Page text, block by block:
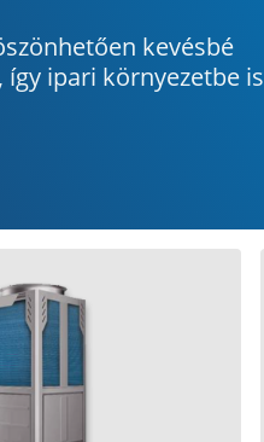
kevésbé
így ipari környezetbe is